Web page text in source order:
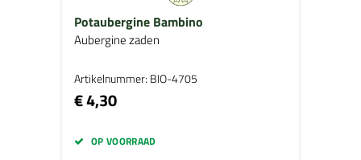
Potaubergine Bambino
Aubergine zaden
Artikelnummer: BIO-4705
€ 4,30
OP VOORRAAD